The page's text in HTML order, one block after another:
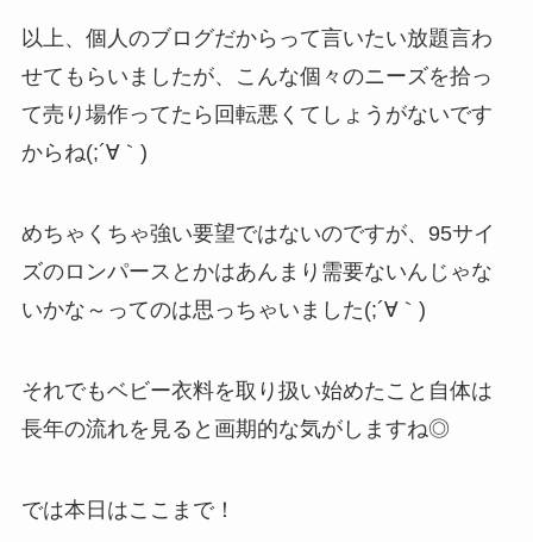
以上、個人のブログだからって言いたい放題言わ
せてもらいましたが、こんな個々のニーズを拾っ
て売り場作ってたら回転悪くてしょうがないです
からね(;´∀｀)
めちゃくちゃ強い要望ではないのですが、95サイ
ズのロンパースとかはあんまり需要ないんじゃな
いかな～ってのは思っちゃいました(;´∀｀)
それでもベビー衣料を取り扱い始めたこと自体は
長年の流れを見ると画期的な気がしますね◎
では本日はここまで！